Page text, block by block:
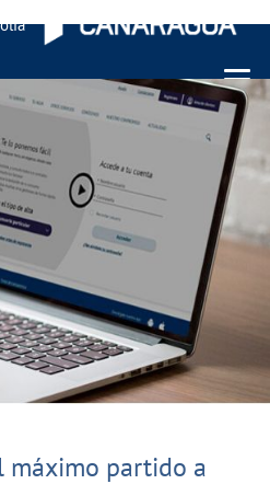
Menu
máximo partido a